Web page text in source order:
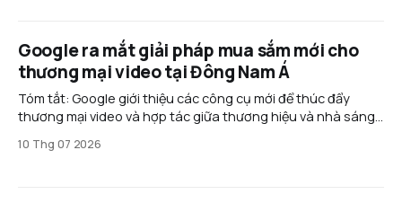
Google ra mắt giải pháp mua sắm mới cho
thương mại video tại Đông Nam Á
Tóm tắt: Google giới thiệu các công cụ mới để thúc đẩy
thương mại video và hợp tác giữa thương hiệu và nhà sáng
Suite và Creator Partnerships Boost giúp chuyển đổi người
10 Thg 07 2026